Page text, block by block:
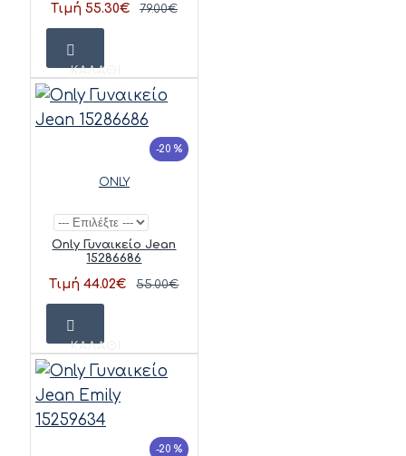
Τιμή 55.30€ 79.00€
ΚΑΛΆΘΙ
-20 %
ONLY
Only Γυναικείο Jean
15286686
Τιμή 44.02€ 55.00€
ΚΑΛΆΘΙ
-20 %